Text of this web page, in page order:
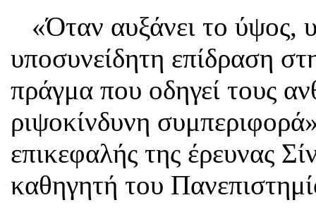
«Όταν αυξάνει το ύψος,
υποσυνείδητη επίδραση
πράγμα που οδηγεί τους
ριψοκίνδυνη
επικεφαλής της έρευνας
καθηγητή του